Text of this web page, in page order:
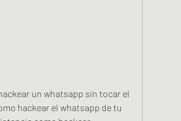
un whatsapp sin tocar el
hackear el whatsapp de tu